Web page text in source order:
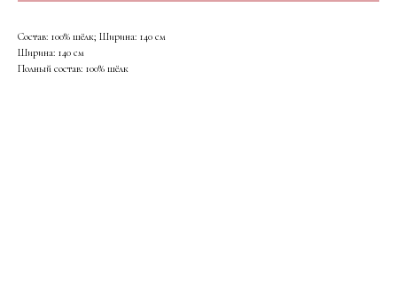
Состав: 100% шёлк; Ширина: 140 см
Ширина: 140 см
Полный состав: 100% шёлк